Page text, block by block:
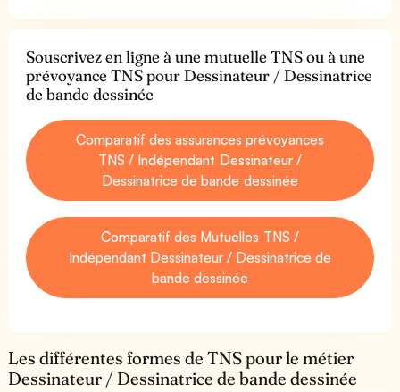
Souscrivez en ligne à une mutuelle TNS ou à une
prévoyance TNS pour Dessinateur / Dessinatrice
de bande dessinée
Comparatif des assurances prévoyances
TNS / Indépendant Dessinateur /
Dessinatrice de bande dessinée
Comparatif des Mutuelles TNS /
Indépendant Dessinateur / Dessinatrice de
bande dessinée
Les différentes formes de TNS pour le métier
Dessinateur / Dessinatrice de bande dessinée